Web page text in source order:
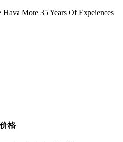
Hava More 35 Years Of Expeiences
格